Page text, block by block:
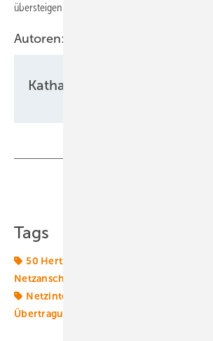
übersteigen.
Autoren:
Katharina Wolf
Tags
50 Hertz
Netzanschluss
Netzintegration
Übertragungsnetzbetreiber